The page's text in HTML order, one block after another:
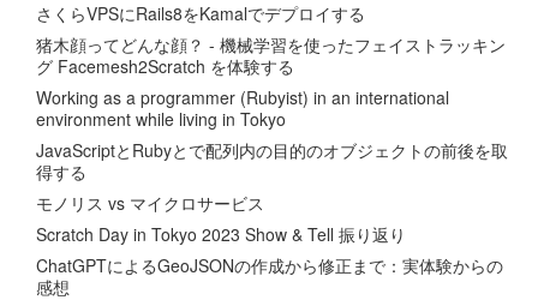
さくらVPSにRails8をKamalでデプロイする
猪木顔ってどんな顔？ - 機械学習を使ったフェイストラッキン
グ Facemesh2Scratch を体験する
Working as a programmer (Rubyist) in an international
environment while living in Tokyo
JavaScriptとRubyとで配列内の目的のオブジェクトの前後を取
得する
モノリス vs マイクロサービス
Scratch Day in Tokyo 2023 Show & Tell 振り返り
ChatGPTによるGeoJSONの作成から修正まで：実体験からの
感想